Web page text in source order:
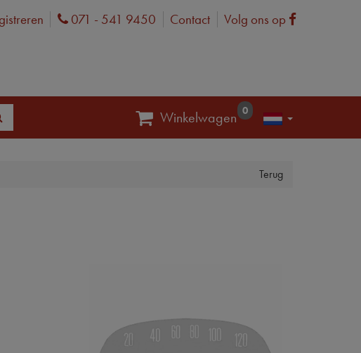
Phone
071 - 541 9450 Contact Volg ons op Facebook
Winkelwagen 0
Terug